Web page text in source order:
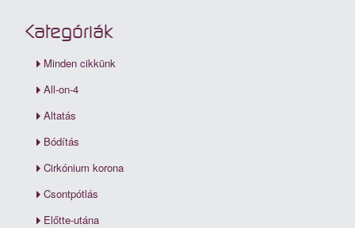
Kategóriák
Minden cikkünk
All-on-4
Altatás
Bódítás
Cirkónium korona
Csontpótlás
Előtte-utána